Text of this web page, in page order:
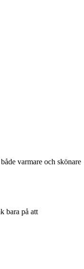
varmare och skönare
bara på att